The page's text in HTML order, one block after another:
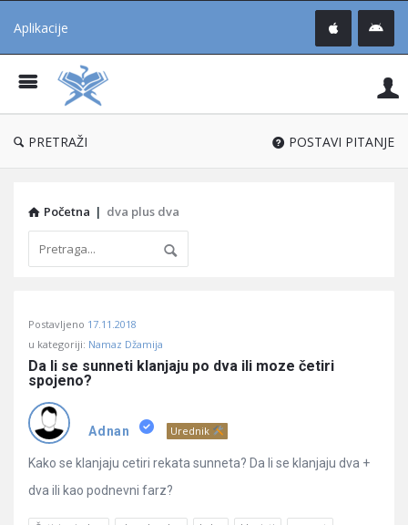
Aplikacije
®
PRETRAŽI POSTAVI PITANJE
Početna | dva plus dva
Učene
Latest
Pitanja
Postavljeno 17.11.2018
u kategoriji: Namaz Džamija
Da li se sunneti klanjaju po dva ili moze četiri
spojeno?
Adnan Urednik
Kako se klanjaju cetiri rekata sunneta? Da li se klanjaju dva +
dva ili kao podnevni farz?